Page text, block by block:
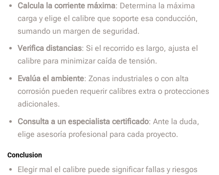
Calcula la corriente máxima: Determina la máxima
carga y elige el calibre que soporte esa conducción,
sumando un margen de seguridad.
Verifica distancias: Si el recorrido es largo, ajusta el
calibre para minimizar caída de tensión.
Evalúa el ambiente: Zonas industriales o con alta
corrosión pueden requerir calibres extra o protecciones
adicionales.
Consulta a un especialista certificado: Ante la duda,
elige asesoría profesional para cada proyecto.
Conclusion
Elegir mal el calibre puede significar fallas y riesgos